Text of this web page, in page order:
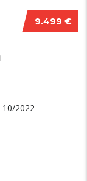
9.499 €